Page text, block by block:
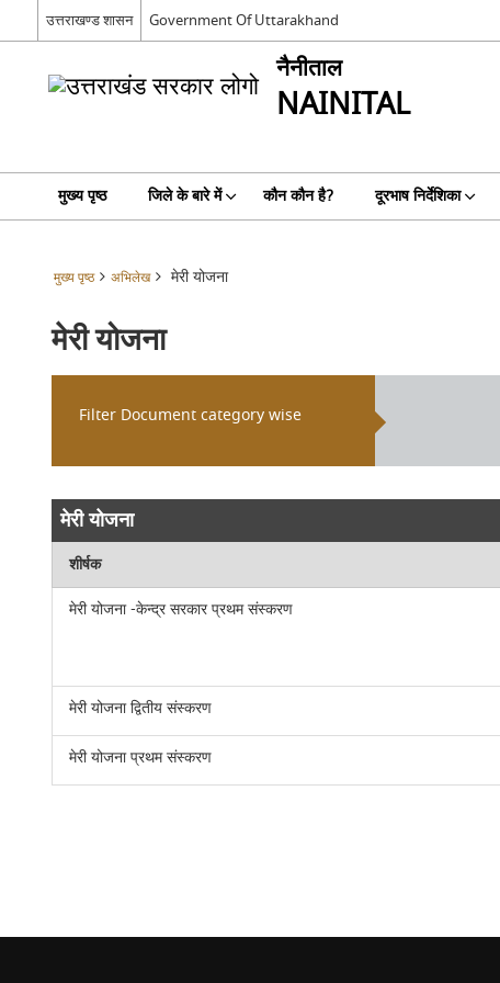
उत्तराखण्ड शासन Government Of Uttarakhand
नैनीताल
NAINITAL
मुख्य पृष्ठ जिले के बारे में कौन कौन है? दूरभाष निर्देशिका
मुख्य पृष्ठ अभिलेख मेरी योजना
मेरी योजना
Filter Document category wise
मेरी योजना
शीर्षक
मेरी योजना -केन्द्र सरकार प्रथम संस्करण
मेरी योजना द्वितीय संस्करण
मेरी योजना प्रथम संस्करण